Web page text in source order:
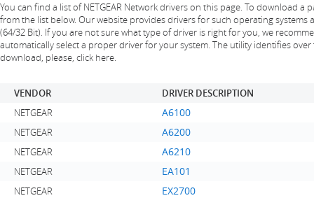
You can find a list of NETGEAR Network drivers on this page. To download a
from the list below. Our website provides drivers for such operating systems
(64/32 Bit). If you are not sure what type of driver is right for you, we
automatically select a proper driver for your system. The utility identifies
download, please, click here.
VENDOR
DRIVER DESCRIPTION
NETGEAR
A6100
NETGEAR A6200
NETGEAR A6210
NETGEAR EA101
NETGEAR EX2700